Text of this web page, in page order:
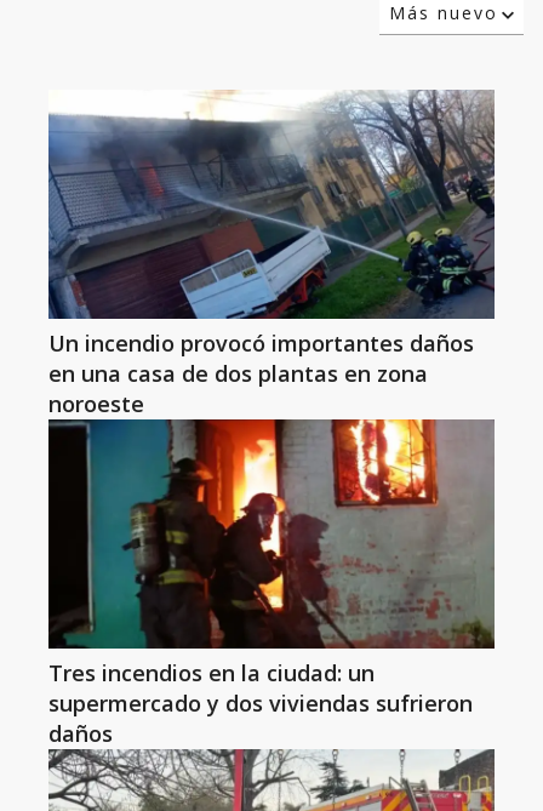
Más nuevo
Un incendio provocó importantes daños
en una casa de dos plantas en zona
noroeste
Tres incendios en la ciudad: un
supermercado y dos viviendas sufrieron
daños